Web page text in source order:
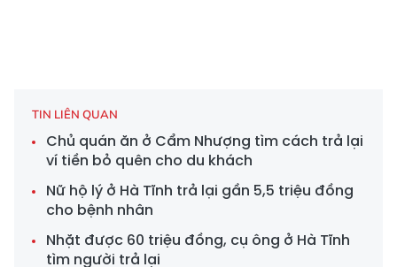
TIN LIÊN QUAN
Chủ quán ăn ở Cẩm Nhượng tìm cách trả lại
ví tiền bỏ quên cho du khách
Nữ hộ lý ở Hà Tĩnh trả lại gần 5,5 triệu đồng
cho bệnh nhân
Nhặt được 60 triệu đồng, cụ ông ở Hà Tĩnh
tìm người trả lại